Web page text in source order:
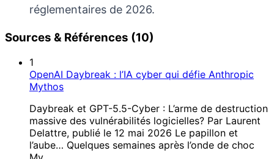
réglementaires de 2026.
Sources & Références (10)
1
OpenAI Daybreak : l’IA cyber qui défie Anthropic
Mythos
Daybreak et GPT-5.5-Cyber : L’arme de destruction
massive des vulnérabilités logicielles? Par Laurent
Delattre, publié le 12 mai 2026 Le papillon et
l’aube… Quelques semaines après l’onde de choc